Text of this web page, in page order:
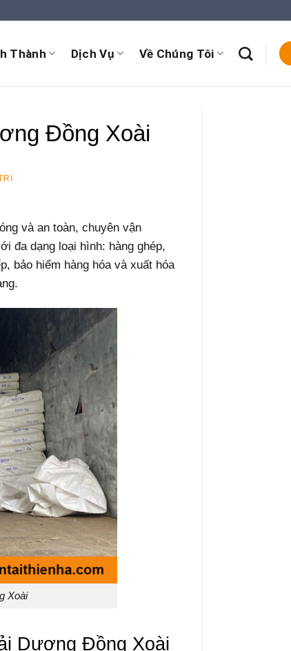
Thành Dịch Vụ Về Chúng Tôi
Đồng Xoài
và an toàn, chuyên vận
đa dạng loại hình: hàng ghép,
bảo hiểm hàng hóa và xuất hóa
Xoài
Dương Đồng Xoài